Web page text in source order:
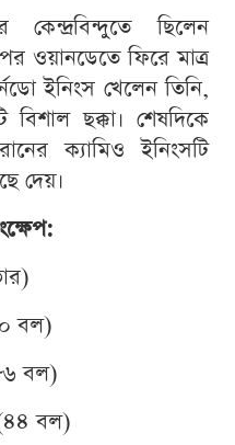
ছিলেন
ওয়ানডেতে ফিরে মাত্র
ইনিংস খেলেন তিনি,
ছক্কা। শেষদিকে
ক্যামিও ইনিংসটি
দেয়।
বল)
বল)
বল)